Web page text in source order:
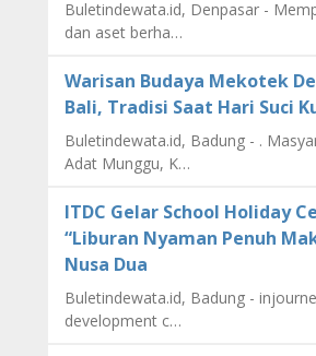
Buletindewata.id, Denpasar -
dan aset berha…
Warisan Budaya Mekotek
Bali, Tradisi Saat Hari Suci
Buletindewata.id, Badung - .
Adat Munggu, K…
ITDC Gelar School Holiday
“Liburan Nyaman Penuh
Nusa Dua
Buletindewata.id, Badung -
development c…